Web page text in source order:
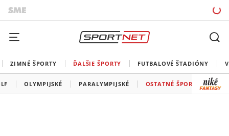
ZIMNÉ ŠPORTY ĎALŠIE ŠPORTY FUTBALOVÉ ŠTADIÓNY
OLYMPIJSKÉ PARALYMPIJSKÉ OSTATNÉ ŠPORTY